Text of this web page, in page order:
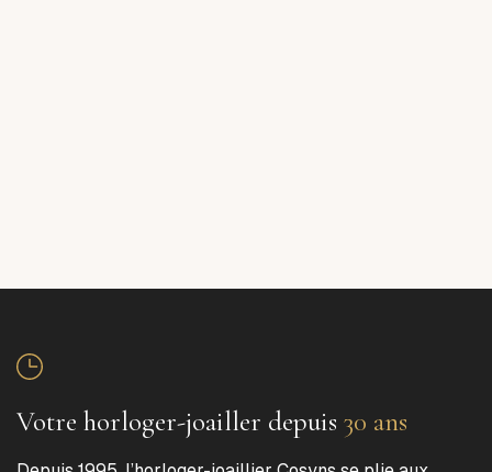
Votre horloger-joailler depuis 30 ans